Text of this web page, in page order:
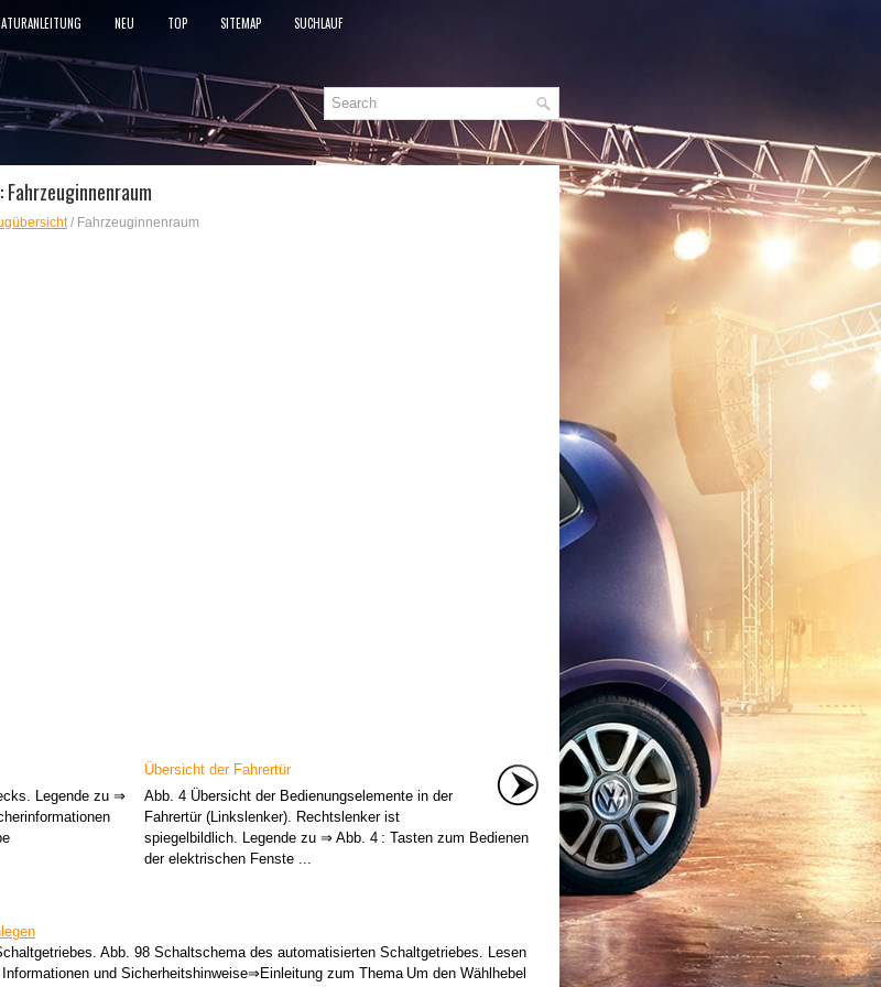
NEU TOP SITEMAP SUCHLAUF
/ Fahrzeuginnenraum
Legende zu ⇒
Übersicht der Fahrertür
Abb. 4 Übersicht der Bedienungselemente in der
Fahrertür (Linkslenker). Rechtslenker ist
spiegelbildlich. Legende zu ⇒ Abb. 4 : Tasten zum Bedienen
der elektrischen Fenste ...
Abb. 98 Schaltschema des automatisierten Schaltgetriebes. Lesen
und Sicherheitshinweise⇒Einleitung zum Thema Um den Wählhebel